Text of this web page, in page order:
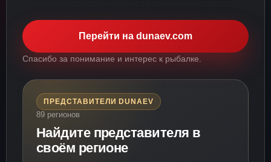
Перейти на dunaev.com
Спасибо за понимание и интерес к рыбалке.
ПРЕДСТАВИТЕЛИ DUNAEV
89 регионов
Найдите представителя в
своём регионе